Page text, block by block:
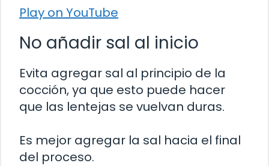
Play on YouTube
No añadir sal al inicio
Evita agregar sal al principio de la
cocción, ya que esto puede hacer
que las lentejas se vuelvan duras.
Es mejor agregar la sal hacia el final
del proceso.